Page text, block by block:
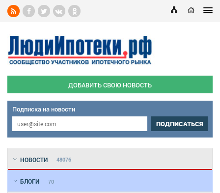
ДОБАВИТЬ СВОЮ НОВОСТЬ
Подписка на новости
ПОДПИСАТЬСЯ
НОВОСТИ 48076
БЛОГИ 70